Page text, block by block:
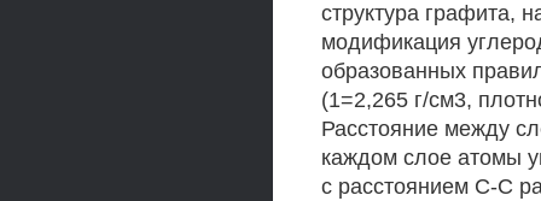
структура графита,
модификация
образованных
(1=2,265 г/см3,
Расстояние между
каждом слое атомы
с расстоянием С-С